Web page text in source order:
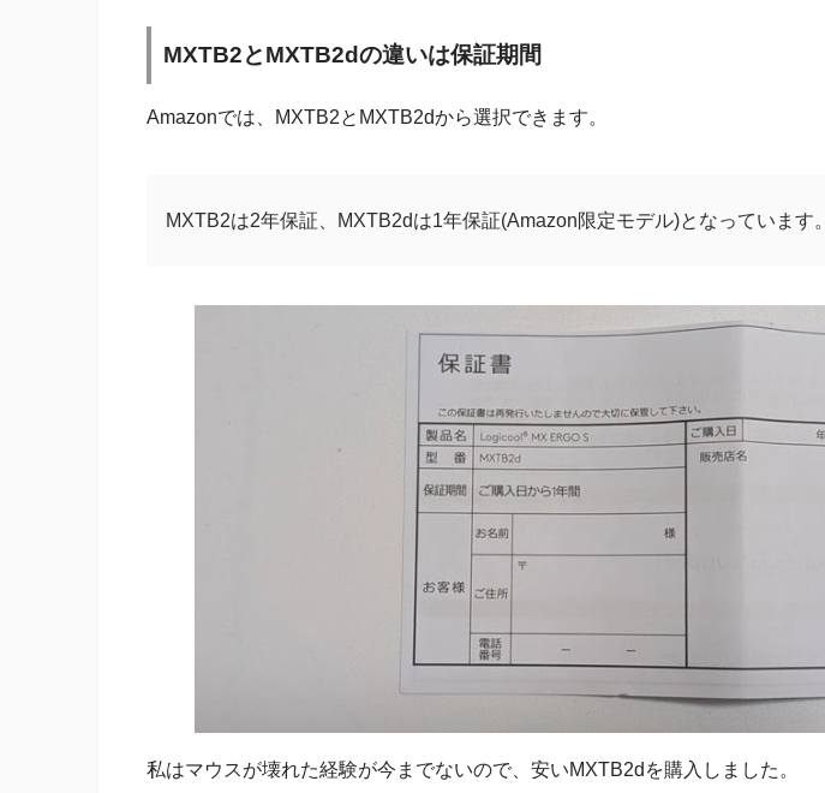
MXTB2とMXTB2dの違いは保証期間
Amazonでは、MXTB2とMXTB2dから選択できます。
MXTB2は2年保証、MXTB2dは1年保証(Amazon限定モデル)となっています。
私はマウスが壊れた経験が今までないので、安いMXTB2dを購入しました。